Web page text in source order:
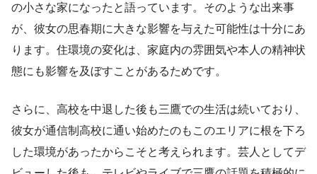
の小さな家になったと語っています。そのような出来事
が、彼女の思春期に大きな影響を与えた可能性は十分にあ
ります。住環境の変化は、家庭内の雰囲気や本人の精神状
態にも影響を及ぼすことがあるためです。
さらに、高校を中退した後も三鷹での生活は続いており、
彼女が通信制高校に通い始めたのもこのエリアに根を下ろ
した環境があったからこそと考えられます。芸人としてデ